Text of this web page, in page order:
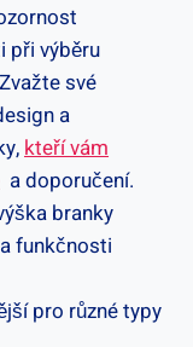
při výběru⁣
své
a
kteří vám
‌ a ‌doporučení.
branky
funkčnosti